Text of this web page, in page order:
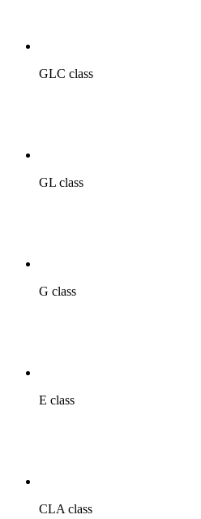
GLC class
GL class
G class
E class
CLA class